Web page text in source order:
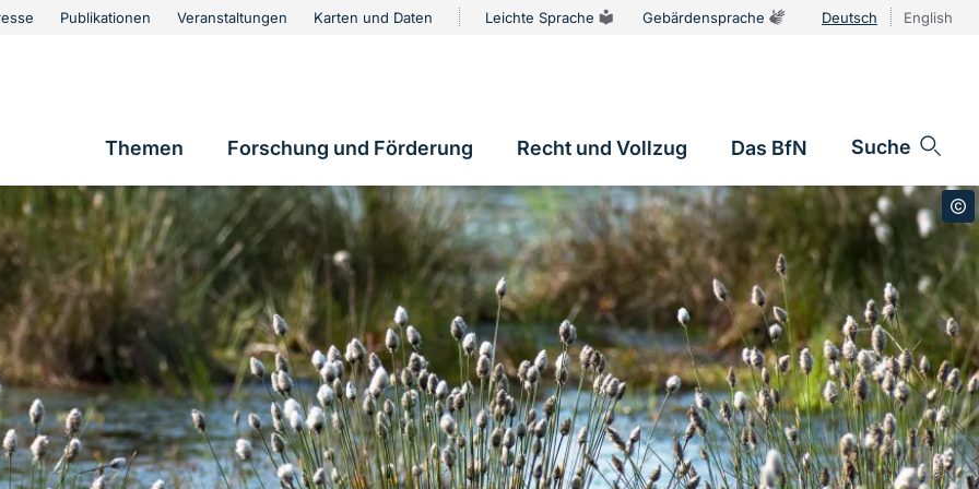
Publikationen Veranstaltungen Karten und Daten Leichte Sprache Gebärdensprache Deutsch English
Hauptnavigation
Themen Forschung und Förderung Recht und Vollzug Das BfN Suche